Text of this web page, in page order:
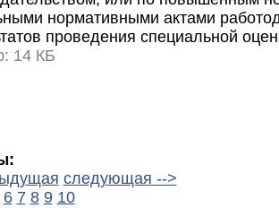
нормативными актами
проведения специальной
14 КБ
следующая -->
6 7 8 9 10